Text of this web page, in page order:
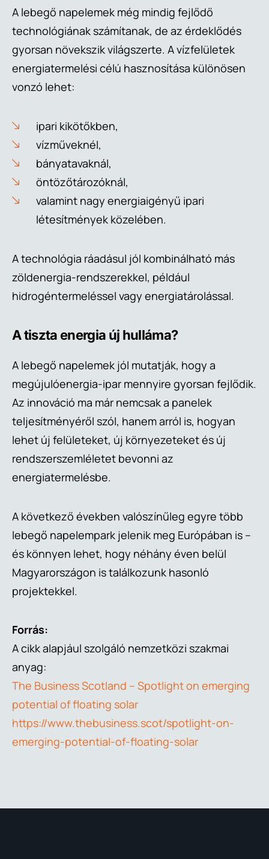
A lebegő napelemek még mindig fejlődő
technológiának számítanak, de az érdeklődés
gyorsan növekszik világszerte. A vízfelületek
energiatermelési célú hasznosítása különösen
vonzó lehet:
ipari kikötőkben,
vízműveknél,
bányatavaknál,
öntözőtározóknál,
valamint nagy energiaigényű ipari
létesítmények közelében.
A technológia ráadásul jól kombinálható más
zöldenergia-rendszerekkel, például
hidrogéntermeléssel vagy energiatárolással.
A tiszta energia új hulláma?
A lebegő napelemek jól mutatják, hogy a
megújulóenergia-ipar mennyire gyorsan fejlődik.
Az innováció ma már nemcsak a panelek
teljesítményéről szól, hanem arról is, hogyan
lehet új felületeket, új környezeteket és új
rendszerszemléletet bevonni az
energiatermelésbe.
A következő években valószínűleg egyre több
lebegő napelempark jelenik meg Európában is –
és könnyen lehet, hogy néhány éven belül
Magyarországon is találkozunk hasonló
projektekkel.
Forrás:
A cikk alapjául szolgáló nemzetközi szakmai
anyag:
The Business Scotland – Spotlight on emerging
potential of floating solar
https://www.thebusiness.scot/spotlight-on-
emerging-potential-of-floating-solar